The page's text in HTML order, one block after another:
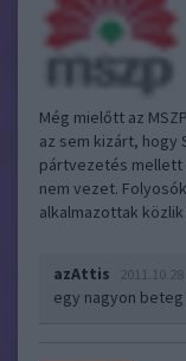
Még mielőtt az
az sem kizárt, hogy
pártvezetés mellett
nem vezet.
alkalmazottak
azAttis
egy nagyon